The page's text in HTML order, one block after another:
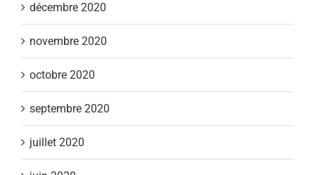
décembre 2020
novembre 2020
octobre 2020
septembre 2020
juillet 2020